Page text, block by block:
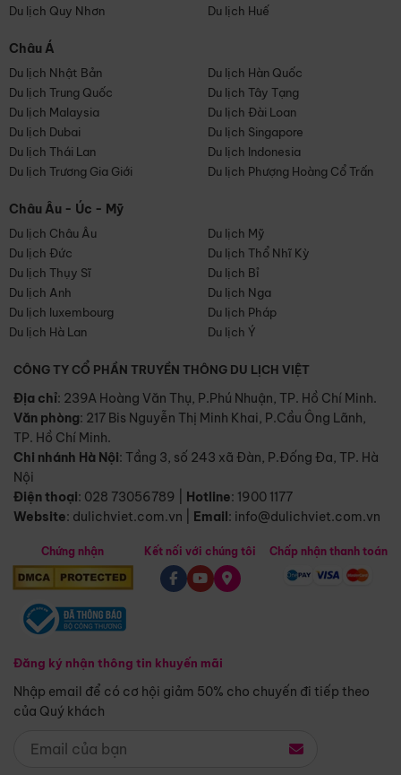
Du lịch Quy Nhơn
Du lịch Huế
Châu Á
Du lịch Nhật Bản
Du lịch Hàn Quốc
Du lịch Trung Quốc
Du lịch Tây Tạng
Du lịch Malaysia
Du lịch Đài Loan
Du lịch Dubai
Du lịch Singapore
Du lịch Thái Lan
Du lịch Indonesia
Du lịch Trương Gia Giới
Du lịch Phượng Hoàng Cổ Trấn
Châu Âu - Úc - Mỹ
Du lịch Châu Âu
Du lịch Mỹ
Du lịch Đức
Du lịch Thổ Nhĩ Kỳ
Du lịch Thụy Sĩ
Du lịch Bỉ
Du lịch Anh
Du lịch Nga
Du lịch luxembourg
Du lịch Pháp
Du lịch Hà Lan
Du lịch Ý
CÔNG TY CỔ PHẦN TRUYỀN THÔNG DU LỊCH VIỆT
Địa chỉ: 239A Hoàng Văn Thụ, P.Phú Nhuận, TP. Hồ Chí Minh.
Văn phòng: 217 Bis Nguyễn Thị Minh Khai, P.Cầu Ông Lãnh,
TP. Hồ Chí Minh.
Chi nhánh Hà Nội: Tầng 3, số 243 xã Đàn, P.Đống Đa, TP. Hà
Nội
Điện thoại: 028 73056789 Hotline: 1900 1177
Website: dulichviet.com.vn Email: info@dulichviet.com.vn
Chứng nhận
Đăng ký nhận thông tin khuyến mãi
Nhập email để có cơ hội giảm 50% cho chuyến đi tiếp theo
của Quý khách
Kết nối với chúng tôi Chấp nhận thanh toán